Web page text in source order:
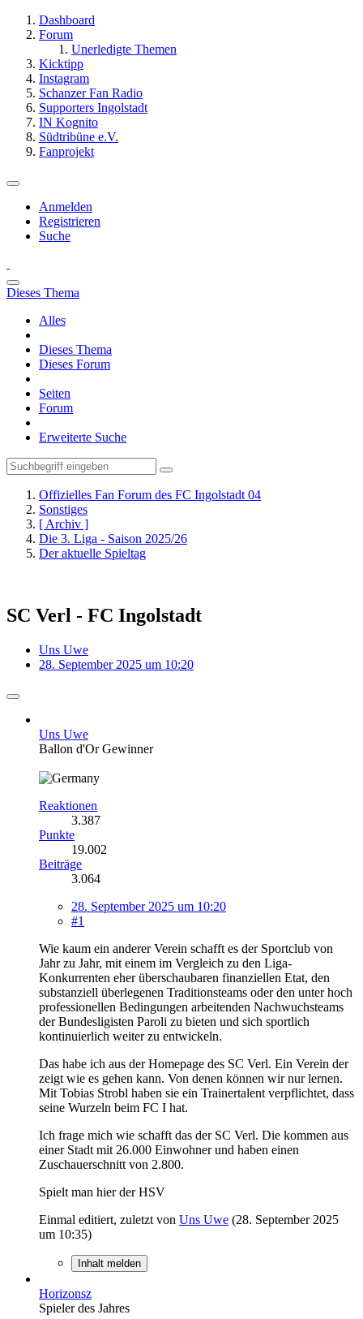
Dashboard
Forum
Unerledigte Themen
Kicktipp
Instagram
Schanzer Fan Radio
Supporters Ingolstadt
IN Kognito
Südtribüne e.V.
Fanprojekt
Anmelden
Registrieren
Suche
Dieses Thema
Alles
Dieses Thema
Dieses Forum
Seiten
Forum
Erweiterte Suche
Offizielles Fan Forum des FC Ingolstadt 04
Sonstiges
[ Archiv ]
Die 3. Liga - Saison 2025/26
Der aktuelle Spieltag
SC Verl - FC Ingolstadt
Uns Uwe
28. September 2025 um 10:20
Uns Uwe
Ballon d'Or Gewinner
Reaktionen
3.387
Punkte
19.002
Beiträge
3.064
28. September 2025 um 10:20
#1
Wie kaum ein anderer Verein schafft es der Sportclub von
Jahr zu Jahr, mit einem im Vergleich zu den Liga-
Konkurrenten eher überschaubaren finanziellen Etat, den
substanziell überlegenen Traditionsteams oder den unter hoch
professionellen Bedingungen arbeitenden Nachwuchsteams
der Bundesligisten Paroli zu bieten und sich sportlich
kontinuierlich weiter zu entwickeln.
Das habe ich aus der Homepage des SC Verl. Ein Verein der
zeigt wie es gehen kann. Von denen können wir nur lernen.
Mit Tobias Strobl haben sie ein Trainertalent verpflichtet, dass
seine Wurzeln beim FC I hat.
Ich frage mich wie schafft das der SC Verl. Die kommen aus
einer Stadt mit 26.000 Einwohner und haben einen
Zuschauerschnitt von 2.800.
Spielt man hier der HSV
Einmal editiert, zuletzt von Uns Uwe (28. September 2025
um 10:35)
Inhalt melden
Horizonsz
Spieler des Jahres